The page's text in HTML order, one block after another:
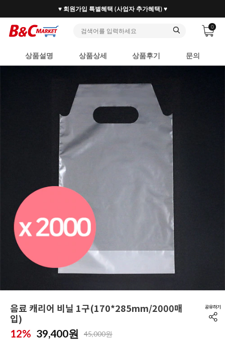
♥ 회원가입 특별혜택 (사업자 추가혜택) ♥
0
상품설명 상품상세 상품후기 문의
음료 캐리어 비닐 1구(170*285mm/2000매
입)
12% 39,400원 45,000원